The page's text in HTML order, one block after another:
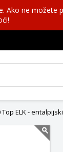
Ako ne
ELK -